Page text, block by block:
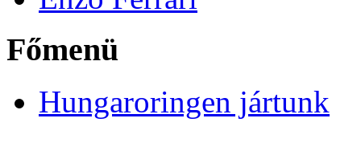
Főmenü
Hungaroringen jártunk